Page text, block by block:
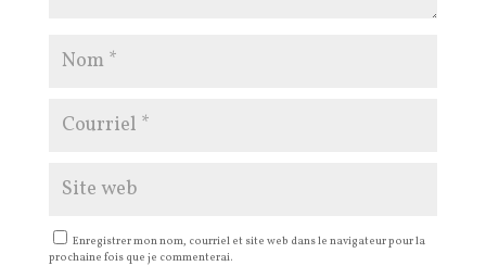
Enregistrer mon nom, courriel et site web dans le navigateur pour la
prochaine fois que je commenterai.